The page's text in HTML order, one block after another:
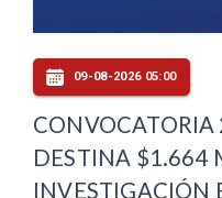
09-08-2026 05:00
CONVOCATORIA
DESTINA $1.664
INVESTIGACIÓN